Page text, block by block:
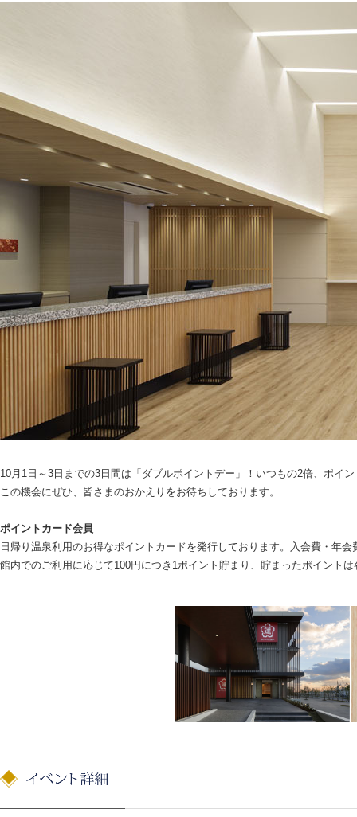
10月1日～3日までの3日間は「ダブルポイントデー」！いつもの2倍、ポイ
この機会にぜひ、皆さまのおかえりをお待ちしております。
ポイントカード会員
日帰り温泉利用のお得なポイントカードを発行しております。入会費・年会
館内でのご利用に応じて100円につき1ポイント貯まり、貯まったポイント